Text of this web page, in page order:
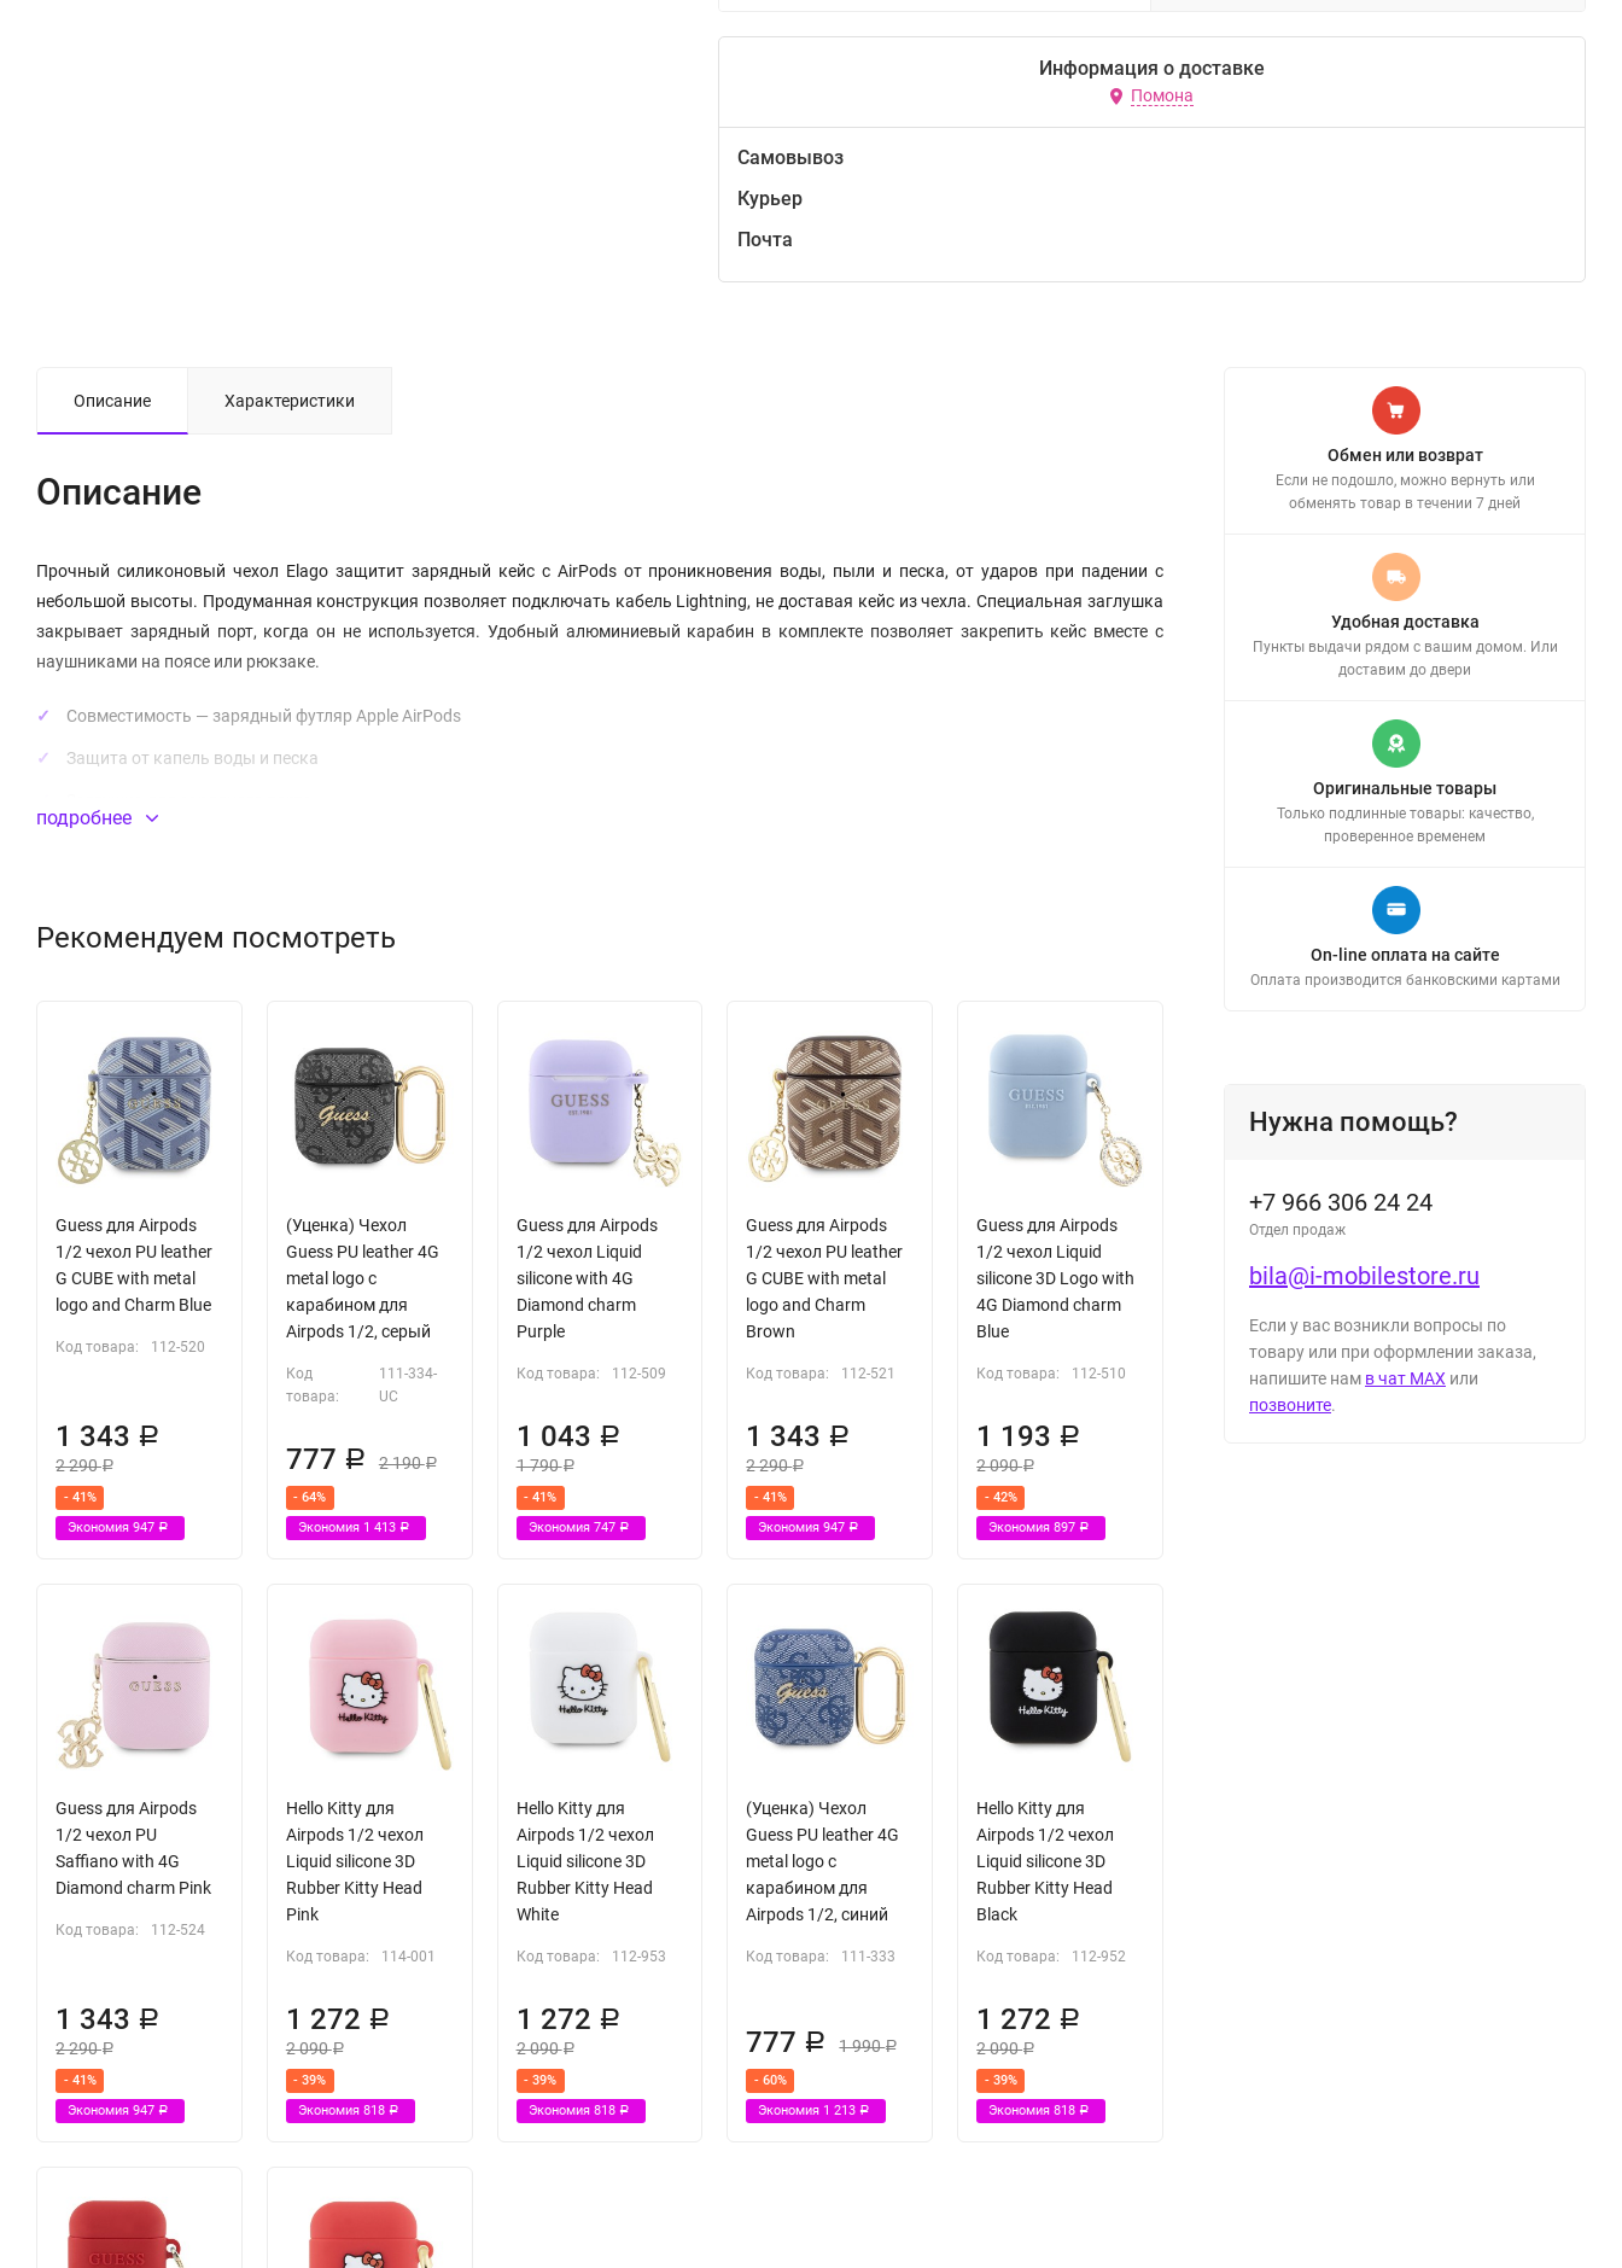
Информация о доставке
Помона
Самовывоз
Курьер
Почта
Описание Характеристики
Описание
Прочный силиконовый чехол Elago защитит зарядный кейс с AirPods от проникновения воды, пыли и песка, от ударов при падении с
небольшой высоты. Продуманная конструкция позволяет подключать кабель Lightning, не доставая кейс из чехла. Специальная заглушка
закрывает зарядный порт, когда он не используется. Удобный алюминиевый карабин в комплекте позволяет закрепить кейс вместе с
наушниками на поясе или рюкзаке.
Совместимость — зарядный футляр Apple AirPods
Защита от капель воды и песка
В КОМПЛЕКТЕ
Водостойкий чехол Elago для зарядного кейса Apple AirPods, цвет: красный
Карабин
подробнее
Рекомендуем посмотреть
Guess для Airpods
1/2 чехол PU leather
G CUBE with metal
logo and Charm Blue
Код товара: 112-520
1 343 Р
2 290Р
- 41%
Экономия 947 Р
(Уценка) Чехол
Guess PU leather 4G
metal logo с
карабином для
Airpods 1/2, серый
Код
товара:
111-334-
UC
777 Р 2 190Р
- 64%
Экономия 1 413 Р
Guess для Airpods
1/2 чехол Liquid
silicone with 4G
Diamond charm
Purple
Код товара: 112-509
1 043 Р
1 790Р
- 41%
Экономия 747 Р
Guess для Airpods
1/2 чехол PU leather
G CUBE with metal
logo and Charm
Brown
Код товара: 112-521
1 343 Р
2 290Р
- 41%
Экономия947Р
Guess для Airpods
1/2 чехол Liquid
silicone 3D Logo with
4G Diamond charm
Blue
Код товара: 112-510
1 193 Р
2 090Р
- 42%
Экономия897Р
Guess для Airpods
1/2 чехол PU
Saffiano with 4G
Diamond charm Pink
Код товара: 112-524
1 343 Р
2 290Р
- 41%
Экономия 947 Р
Hello Kitty для
Airpods 1/2 чехол
Liquid silicone 3D
Rubber Kitty Head
Pink
Код товара: 114-001
1 272 Р
2 090Р
- 39%
Экономия 818 Р
Hello Kitty для
Airpods 1/2 чехол
Liquid silicone 3D
Rubber Kitty Head
White
Код товара: 112-953
1 272 Р
2 090Р
- 39%
Экономия 818 Р
(Уценка) Чехол
Guess PU leather 4G
metal logo с
карабином для
Airpods 1/2, синий
Код товара: 111-333
777 Р 1 990Р
- 60%
Экономия 1 213Р
Hello Kitty для
Airpods 1/2 чехол
Liquid silicone 3D
Rubber Kitty Head
Black
Код товара: 112-952
1 272 Р
2 090Р
- 39%
Экономия818Р
Обмен или возврат
Если не подошло, можно вернуть или
обменять товар в течении 7 дней
Удобная доставка
Пункты выдачи рядом с вашим домом. Или
доставим до двери
Оригинальные товары
Только подлинные товары: качество,
проверенное временем
On-line оплата на сайте
Оплата производится банковскими картами
Нужна помощь?
+7 966 306 24 24
Отдел продаж
bila@i-mobilestore.ru
Если у вас возникли вопросы по
товару или при оформлении заказа,
напишите нам в чат MAX или
позвоните.